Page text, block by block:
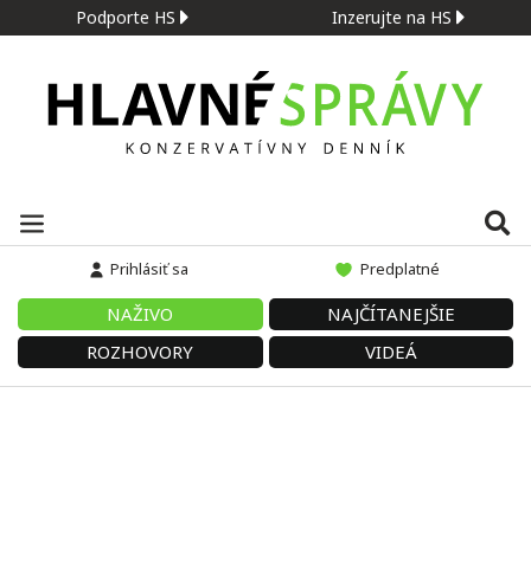
Podporte HS Inzerujte na HS
Prihlásiť sa Predplatné
NAŽIVO
NAJČÍTANEJŠIE
ROZHOVORY
VIDEÁ